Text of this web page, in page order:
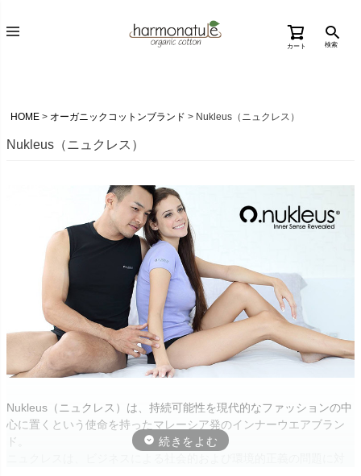
カート 検索
HOME オーガニックコットンブランド Nukleus（ニュクレス）
Nukleus（ニュクレス）
Nukleus（ニュクレス）は、持続可能性を現代的なファッションの中
心に置くという使命を持ったマレーシア発のインナーウエアブラン
ド。